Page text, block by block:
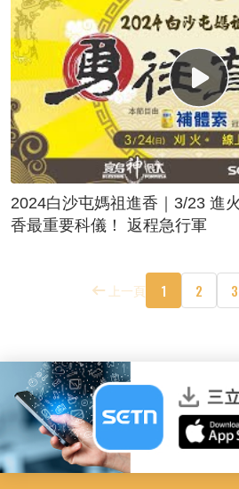
2024白沙屯媽祖進香｜3/23 進
香最重要科儀！ 返程急行軍
上一頁 1 2 3